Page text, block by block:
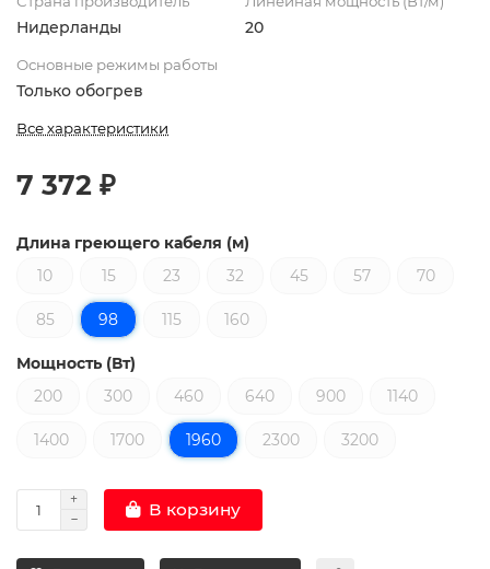
Нидерланды 20
Основные режимы работы
Только обогрев
Все характеристики
7 372 ₽
Длина греющего кабеля (м)
10
15 23 32 45 57 70
85 98 115 160
Мощность (Вт)
200
300 460 640 900 1140
1400 1700 1960 2300 3200
В корзину